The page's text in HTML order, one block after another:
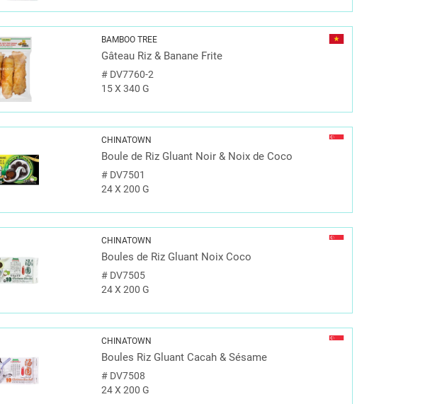
BAMBOO TREE
Gâteau Riz & Banane Frite
# DV7760-2
15 X 340 G
CHINATOWN
Boule de Riz Gluant Noir & Noix de Coco
# DV7501
24 X 200 G
CHINATOWN
Boules de Riz Gluant Noix Coco
# DV7505
24 X 200 G
CHINATOWN
Boules Riz Gluant Cacah & Sésame
# DV7508
24 X 200 G